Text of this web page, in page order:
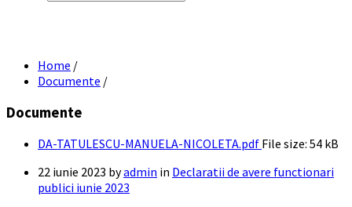
Home /
Documente /
Documente
DA-TATULESCU-MANUELA-NICOLETA.pdf File size: 54 kB
22 iunie 2023 byadmin in Declaratii de avere functionari
publici iunie 2023